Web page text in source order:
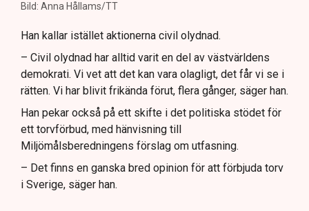
Bild: Anna Hållams/TT
Han kallar istället aktionerna civil olydnad.
– Civil olydnad har alltid varit en del av västvärldens
demokrati. Vi vet att det kan vara olagligt, det får vi se i
rätten. Vi har blivit frikända förut, flera gånger, säger han.
Han pekar också på ett skifte i det politiska stödet för
ett torvförbud, med hänvisning till
Miljömålsberedningens förslag om utfasning.
– Det finns en ganska bred opinion för att förbjuda torv
i Sverige, säger han.